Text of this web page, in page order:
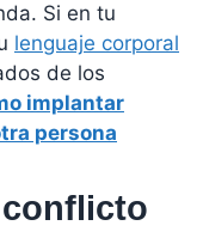
Si en tu
lenguaje corporal
de los
implantar
persona